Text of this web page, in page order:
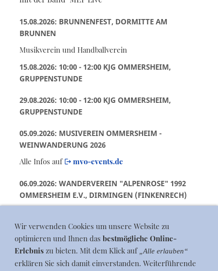
15.08.2026: BRUNNENFEST, DORMITTE AM
BRUNNEN
Musikverein und Handballverein
15.08.2026: 10:00 - 12:00 KJG OMMERSHEIM,
GRUPPENSTUNDE
29.08.2026: 10:00 - 12:00 KJG OMMERSHEIM,
GRUPPENSTUNDE
05.09.2026: MUSIVEREIN OMMERSHEIM -
WEINWANDERUNG 2026
Alle Infos auf
mvo-events.de
06.09.2026: WANDERVEREIN "ALPENROSE" 1992
OMMERSHEIM E.V., DIRMINGEN (FINKENRECH)
Wir verwenden Cookies um unsere Website zu
optimieren und Ihnen das bestmögliche Online-
Erlebnis zu bieten. Mit dem Klick auf „Alle erlauben“
erklären Sie sich damit einverstanden. Weiterführende